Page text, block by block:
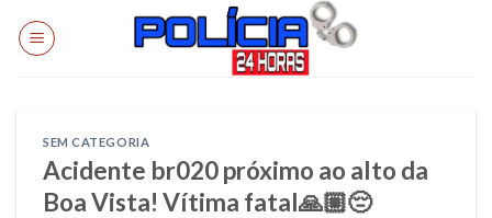
SEM CATEGORIA
Acidente br020 próximo ao alto da
Boa Vista! Vítima fatal🙏🏼😔